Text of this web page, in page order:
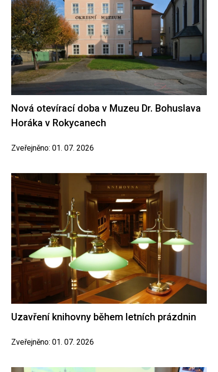
Nová otevírací doba v Muzeu Dr. Bohuslava
Horáka v Rokycanech
Zveřejněno: 01. 07. 2026
Uzavření knihovny během letních prázdnin
Zveřejněno: 01. 07. 2026